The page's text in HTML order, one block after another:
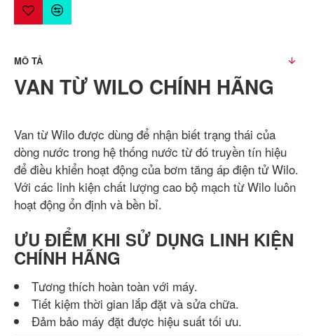
MÔ TẢ
VAN TỪ WILO CHÍNH HÃNG
Van từ Wilo được dùng để nhận biết trạng thái của
dòng nước trong hệ thống nước từ đó truyền tín hiệu
để điều khiển hoạt động của bơm tăng áp điện tử Wilo.
Với các linh kiện chất lượng cao bộ mạch từ Wilo luôn
hoạt động ổn định và bền bỉ.
ƯU ĐIỂM KHI SỬ DỤNG LINH KIỆN
CHÍNH HÃNG
Tương thích hoàn toàn với máy.
Tiết kiệm thời gian lắp đặt và sửa chữa.
Đảm bảo máy đặt được hiệu suất tối ưu.